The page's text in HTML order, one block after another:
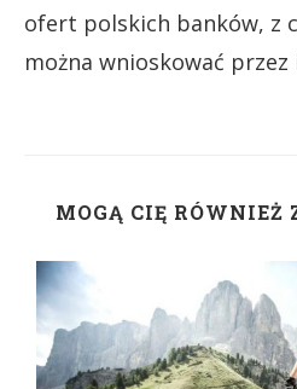
ofert polskich banków, z
można wnioskować
MOGĄ CIĘ RÓWNIEŻ